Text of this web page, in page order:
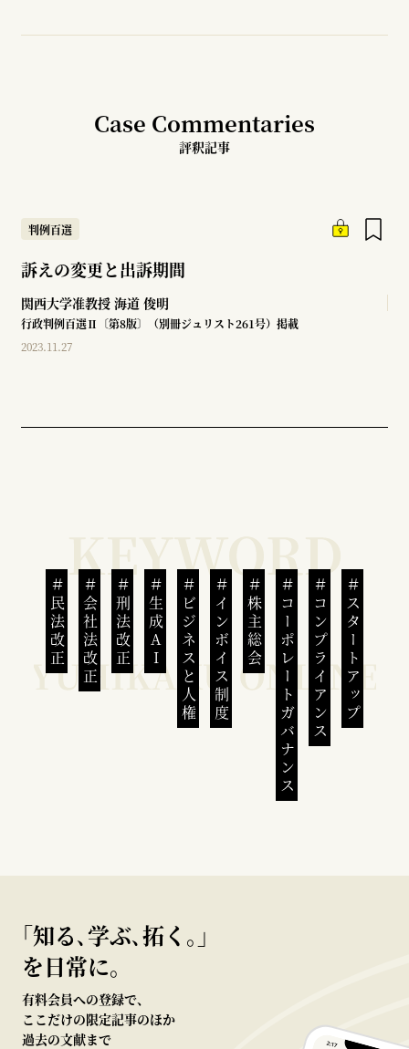
Case Commentaries
評釈記事
判例百選
訴えの変更と出訴期間
関西大学准教授 海道 俊明
行政判例百選Ⅱ〔第8版〕（別冊ジュリスト261号）掲載
2023.11.27
民法改正 会社法改正 刑法改正 生成AI ビジネスと人権インボイス制度 株主総会 コーポレートガバナンスコンプライアンススタートアップ
｢知る､学ぶ､拓く｡｣
を日常に。
有料会員への登録で、
ここだけの限定記事のほか
過去の文献まで